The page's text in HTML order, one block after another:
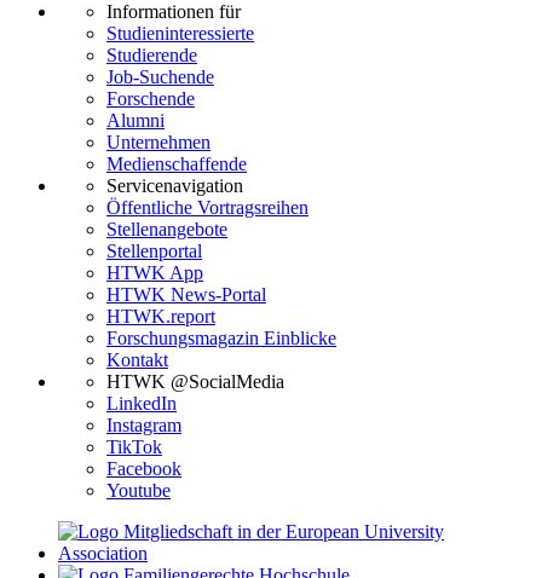
Informationen für
Studieninteressierte
Studierende
Job-Suchende
Forschende
Alumni
Unternehmen
Medienschaffende
Servicenavigation
Öffentliche Vortragsreihen
Stellenangebote
Stellenportal
HTWK App
HTWK News-Portal
HTWK.report
Forschungsmagazin Einblicke
Kontakt
HTWK @SocialMedia
LinkedIn
Instagram
TikTok
Facebook
Youtube